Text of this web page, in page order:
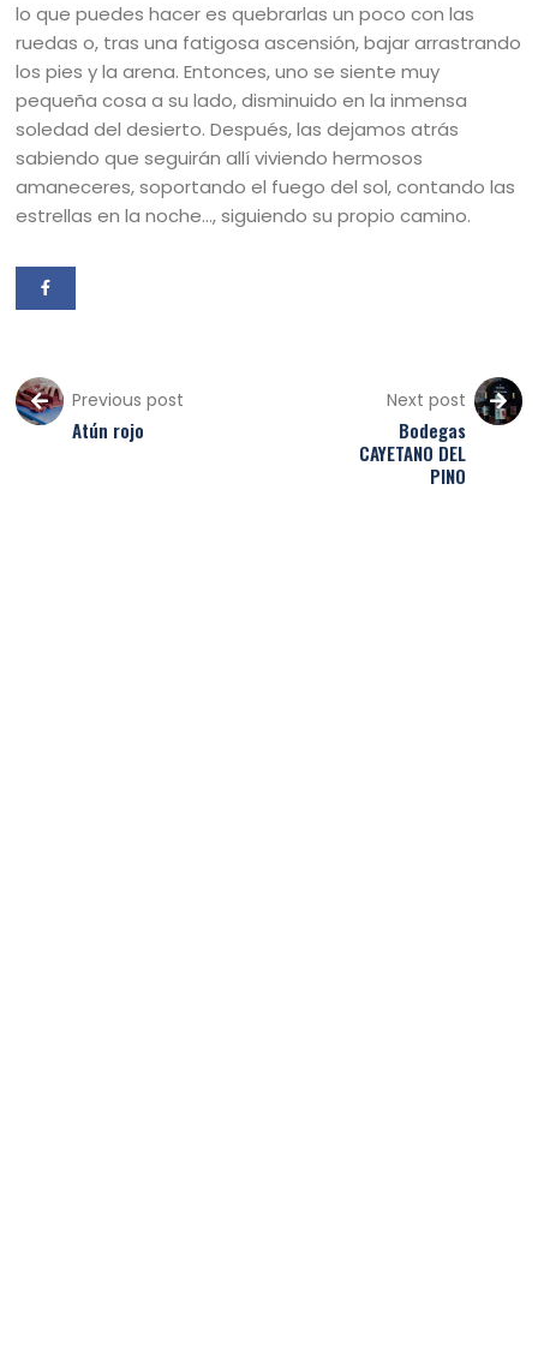
lo que puedes hacer es quebrarlas un poco con las
ruedas o, tras una fatigosa ascensión, bajar arrastrando
los pies y la arena. Entonces, uno se siente muy
pequeña cosa a su lado, disminuido en la inmensa
soledad del desierto. Después, las dejamos atrás
sabiendo que seguirán allí viviendo hermosos
amaneceres, soportando el fuego del sol, contando las
estrellas en la noche…, siguiendo su propio camino.
Previous post
Atún rojo
Next post
Bodegas
CAYETANO DEL
PINO